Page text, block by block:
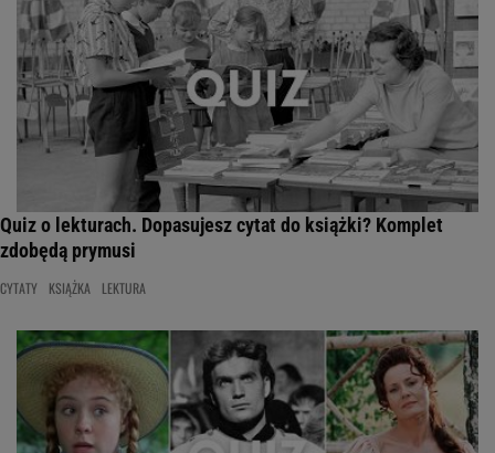
Quiz o lekturach. Dopasujesz cytat do książki? Komplet
zdobędą prymusi
CYTATY KSIĄŻKA LEKTURA